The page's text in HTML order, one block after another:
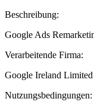
Beschreibung:
Google Ads
Verarbeitende Firma:
Google Ireland Limited
Nutzungsbedingungen: